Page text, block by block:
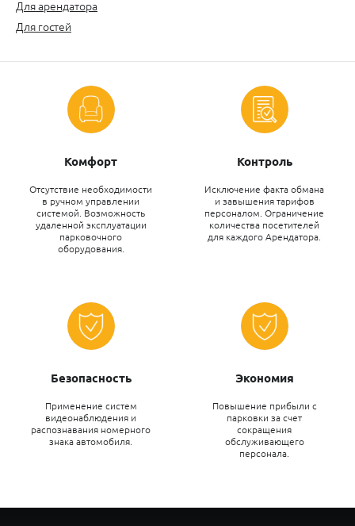
Для арендатора
Для гостей
Комфорт
Отсутствие необходимости
в ручном управлении
системой. Возможность
удаленной эксплуатации
парковочного
оборудования.
Контроль
Исключение факта обмана
и завышения тарифов
персоналом. Ограничение
количества посетителей
для каждого Арендатора.
Безопасность
Применение систем
видеонаблюдения и
распознавания номерного
знака автомобиля.
Экономия
Повышение прибыли с
парковки за счет
сокращения
обслуживающего
персонала.